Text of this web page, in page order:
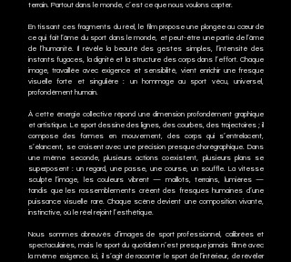
terrain. Partout dans le monde, c’est ce que nous voulons capter.
En tissant ces fragments du réel, le film propose une plongée au cœur de
ce qui fait l’âme du sport dans le monde, et peut-être une partie de l’âme
de l’humanité. Il révèle la beauté des gestes simples, l’intensité des
instants fugaces, la dignité et la structure des corps dans l’effort. Chaque
image, travaillée avec exigence et sensibilité, vient enrichir une fresque
visuelle forte et singulière : un hommage au sport vécu, universel,
profondément humain.
À cette énergie collective répond une dimension profondément graphique
et artistique. Le sport dessine des lignes, des courbes, des trajectoires ; il
compose des formes en mouvement, des corps qui s’entrelacent,
s’élancent, se croisent avec une précision presque chorégraphique. Dans
une même seconde, plusieurs actions coexistent, plusieurs plans se
superposent : un regard, une passe, une course, un souffle. La vitesse
sculpte l’image, les couleurs vibrent — maillots, terrains, lumières —
tandis que les rassemblements créent des fresques humaines d’une
puissance visuelle rare. Chaque scène devient une composition vivante,
instinctive, où le réel rejoint l’esthétique.
Nous sommes abreuvés d’images de sport professionnel, calibrées et
spectaculaires, mais le sport du quotidien n’est presque jamais filmé avec
la même exigence. Ici, il s’agit de raconter le sport de l’intérieur, de révéler